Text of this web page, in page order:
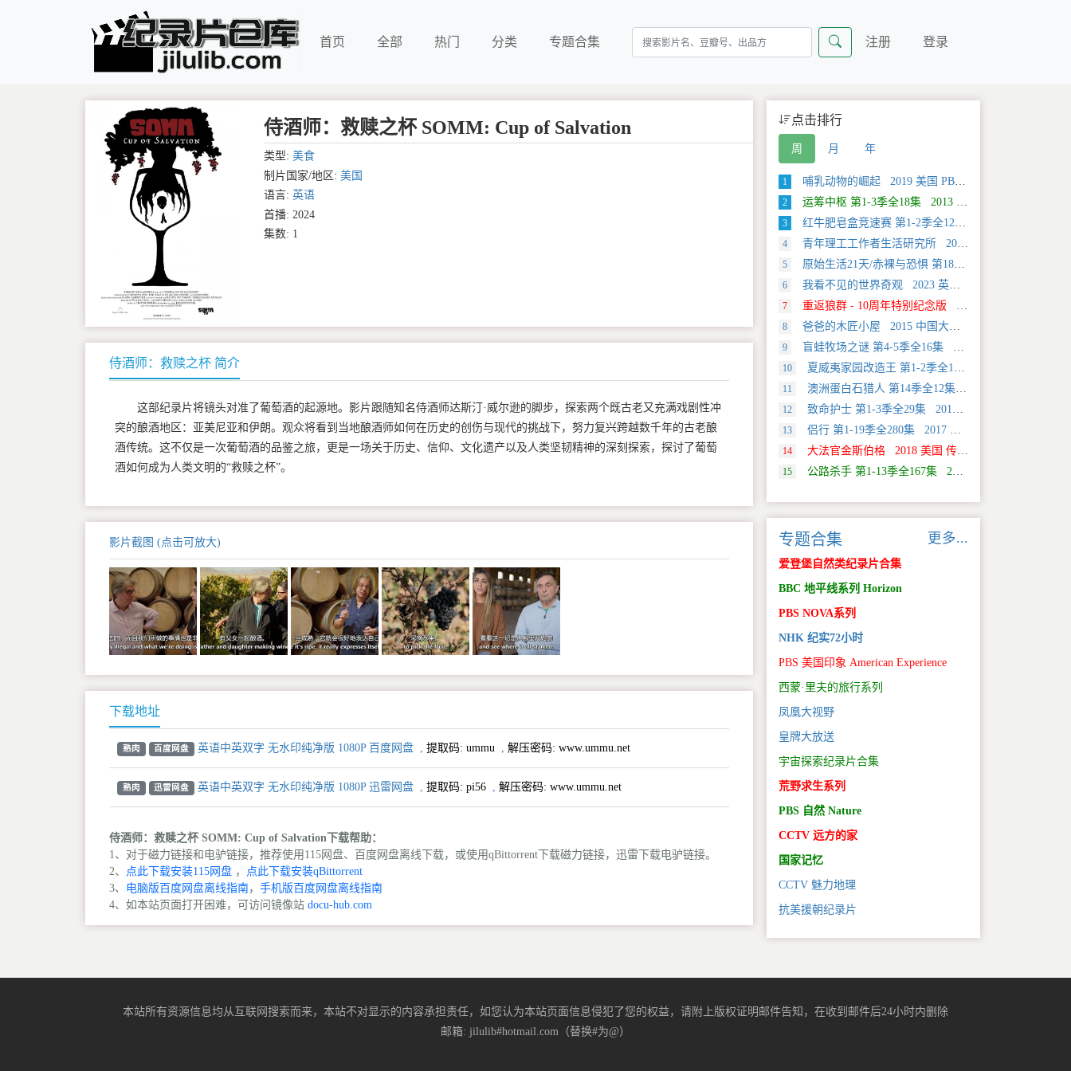
首页 全部 热门 分类 专题合集 注册 登录
侍酒师：救赎之杯 SOMM: Cup of Salvation
类型: 美食
制片国家/地区: 美国
语言: 英语
首播: 2024
集数: 1
侍酒师：救赎之杯 简介
这部纪录片将镜头对准了葡萄酒的起源地。影片跟随知名侍酒师达斯汀·威尔逊的脚步，探索两个既古老又充满戏剧性冲
突的酿酒地区：亚美尼亚和伊朗。观众将看到当地酿酒师如何在历史的创伤与现代的挑战下，努力复兴跨越数千年的古老酿
酒传统。这不仅是一次葡萄酒的品鉴之旅，更是一场关于历史、信仰、文化遗产以及人类坚韧精神的深刻探索，探讨了葡萄
酒如何成为人类文明的“救赎之杯”。
影片截图 (点击可放大)
下载地址
熟肉 百度网盘 英语中英双字 无水印纯净版 1080P 百度网盘 提取码:ummu 解压密码: www.ummu.net
熟肉 迅雷网盘 英语中英双字 无水印纯净版 1080P 迅雷网盘 提取码:pi56 解压密码: www.ummu.net
侍酒师：救赎之杯 SOMM: Cup of Salvation下载帮助：
1、对于磁力链接和电驴链接，推荐使用115网盘、百度网盘离线下载，或使用qBittorrent下载磁力链接，迅雷下载电驴链接。
2、
点此下载安装115网盘 ，
点此下载安装qBittorrent
3、
电脑版百度网盘离线指南， 手机版百度网盘离线指南
4、如本站页面打开困难，可访问镜像站 docu-hub.com
点击排行
周 月 年
1 哺乳动物的崛起 2019 美国 PBS 自然类纪录片
2 运筹中枢 第1-3季全18集 2013 美国 Discovery 科学类纪录片
3 红牛肥皂盒竞速赛 第1-2季全12集 2025 美国 Discovery 运动类纪录片
4 青年理工工作者生活研究所 2022 中国大陆 社会生活类纪录片
5 原始生活21天/赤裸与恐惧 第18季全12集 2025 美国 Discovery 真人秀&舞台类纪录片
6 我看不见的世界奇观 2023 英国 旅行类纪录片
7 重返狼群 - 10周年特别纪念版 2021 中国大陆 自然类纪录片
8 爸爸的木匠小屋 2015 中国大陆 社会生活类纪录片
9 盲蛙牧场之谜 第4-5季全16集 2025 美国 Discovery 探索类纪录片
10 夏威夷家园改造王 第1-2季全18集 2024 美国 HGTV 真人秀&舞台类纪录片
11 澳洲蛋白石猎人 第14季全12集 2025 美国 Discovery 真人秀&舞台类纪录片
12 致命护士 第1-3季全29集 2016 英国 传记类纪录片
13 侣行 第1-19季全280集 2017 中国大陆 旅行类纪录片
14 大法官金斯伯格 2018 美国 传记类纪录片
15 公路杀手 第1-13季全167集 2012 美国 真人秀&舞台类纪录片
专题合集 更多...
爱登堡自然类纪录片合集
BBC 地平线系列 Horizon
PBS NOVA系列
NHK 纪实72小时
PBS 美国印象 American Experience
西蒙·里夫的旅行系列
凤凰大视野
皇牌大放送
宇宙探索纪录片合集
荒野求生系列
PBS 自然 Nature
CCTV 远方的家
国家记忆
CCTV 魅力地理
抗美援朝纪录片
本站所有资源信息均从互联网搜索而来，本站不对显示的内容承担责任，如您认为本站页面信息侵犯了您的权益，请附上版权证明邮件告知，在收到邮件后24小时内删除
邮箱: jilulib#hotmail.com（替换#为@）